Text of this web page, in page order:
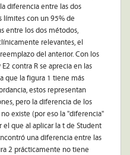
diferencia entre las dos
límites con un 95% de
entre los dos métodos,
relevantes, el
del anterior. Con los
contra R se aprecia en las
que la figura 1 tiene más
estos representan
pero la diferencia de los
existe (por eso la "diferencia"
que al aplicar la t de Student
una diferencia entre las
2 prácticamente no tiene